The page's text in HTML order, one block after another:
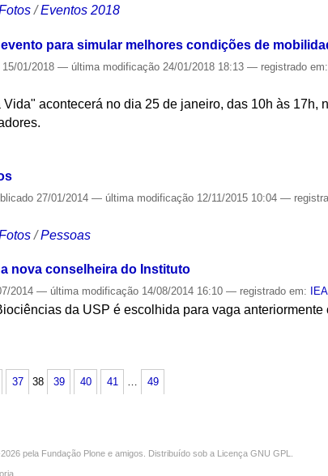
/Eventos 2018
para simular melhores condições de
15/01/2018— última modificação 24/01/2018 18:13— registrado
acontecerá no dia 25 de janeiro, das 10h às 17h,
27/01/2014— última modificação 12/11/2015 10:04—
/Pessoas
nova conselheira do Instituto
2014— última modificação 14/08/2014 16:10— registrado em: IEA
da USP é escolhida para vaga
37 38 39 40 41 49
pela Fundação Plone e amigos. Distribuído sob a Licença GNU GPL